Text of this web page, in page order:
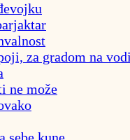
za gradom na
ne može